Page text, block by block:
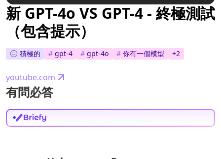
新 GPT-4o VS GPT-4 - 終極測試
（包含提示）
積極的 # gpt-4 # gpt-4o # 你有一個模型 +2
youtube.com
有問必答